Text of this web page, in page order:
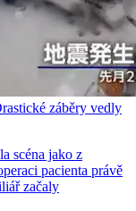
záběry vedly
scéna jako z
pacienta právě
začaly